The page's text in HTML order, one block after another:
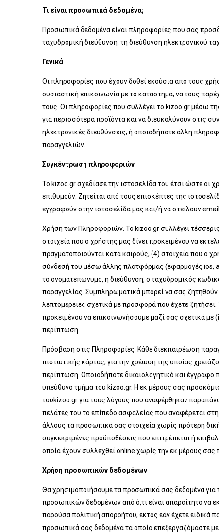
Τι είναι προσωπικά δεδομένα;
Προσωπικά δεδομένα είναι πληροφορίες που σας
ταχυδρομική διεύθυνση, τη διεύθυνση ηλεκτρονικού
Γενικά
Οι πληροφορίες που έχουν δοθεί εκούσια από τους
ουσιαστική επικοινωνία με το κατάστημα, να τους
τους. Οι πληροφορίες που συλλέγει το kizoo.gr μέσω
για περισσότερα προϊόντα και να διευκολύνουν στις
ηλεκτρονικές διευθύνσεις, ή οποιαδήποτε άλλη
παραγγελιών.
Συγκέντρωση πληροφοριών
Το kizoo.gr σχεδίασε την ιστοσελίδα του έτσι ώστε οι
επιθυμούν. Ζητείται από τους επισκέπτες της
εγγραφούν στην ιστοσελίδα μας και/ή να στείλουν
Χρήση των Πληροφοριών. Το kizoo.gr συλλέγει
στοιχεία που ο χρήστης μας δίνει προκειμένου να
πραγματοποιούνται κατα καιρούς, (4) στοιχεία που ο
σύνδεσή του μέσω άλλης πλατφόρμας (εφαρμογές ios,
το ονοματεπώνυμο, η διεύθυνση, ο ταχυδρομικός
παραγγελίας. Συμπληρωματικά μπορεί να σας
λεπτομέρειες σχετικά με προσφορά που έχετε
προκειμένου να επικοινωνήσουμε μαζί σας σχετικά
περίπτωση.
Πρόσβαση στις Πληροφορίες. Κάθε διεκπαιρέωση
πιστωτικής κάρτας, για την χρέωση της οποίας
περίπτωση. Οποιοδήποτε δικαιολογητικό και έγγραφο
υπεύθυνο τμήμα του kizoo.gr. Η εκ μέρους σας
τουkizoo.gr για τους λόγους που αναφέρθηκαν
πελάτες του το επίπεδο ασφαλείας που αναφέρεται
άλλους τα προσωπικά σας στοιχεία χωρίς πρότερη
συγκεκριμένες προϋποθέσεις που επιτρέπεται ή
οποία έχουν συλλεχθεί online χωρίς την εκ μέρους
Χρήση προσωπικών δεδομένων
Θα χρησιμοποιήσουμε τα προσωπικά σας δεδομένα
προσωπικών δεδομένων από ό,τι είναι απαραίτητο να
παρούσα πολιτική απορρήτου, εκτός εάν έχετε
προσωπικά σας δεδομένα τα οποία επεξεργαζόμαστε